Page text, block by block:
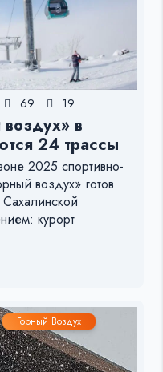
69 19
в
24 трассы
2025 спортивно-
воздух» готов
Сахалинской
курорт
Горный Воздух